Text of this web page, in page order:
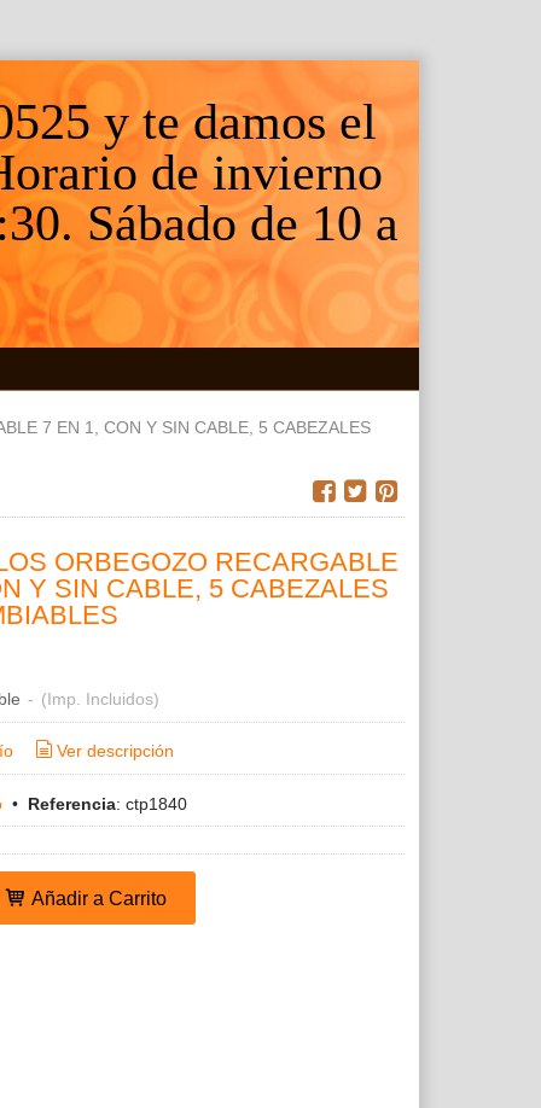
y te damos el
de invierno
Sábado de 10 a
7 EN 1, CON Y SIN CABLE, 5 CABEZALES
ORBEGOZO RECARGABLE
Y SIN CABLE, 5 CABEZALES
- (Imp. Incluidos)
Ver descripción
• Referencia: ctp1840
Añadir a Carrito